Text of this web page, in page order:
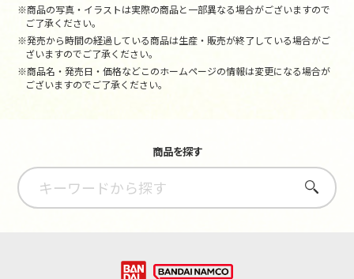
※商品の写真・イラストは実際の商品と一部異なる場合がございますので
ご了承ください。
※発売から時間の経過している商品は生産・販売が終了している場合がご
ざいますのでご了承ください。
※商品名・発売日・価格などこのホームページの情報は変更になる場合が
ございますのでご了承ください。
商品を探す
さがす